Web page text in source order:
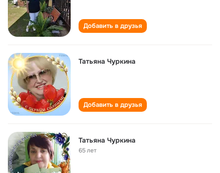
Добавить в друзья
Татьяна Чуркина
Добавить в друзья
Татьяна Чуркина
65 лет